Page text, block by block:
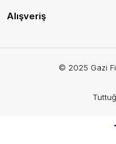
Alışveriş
© 2025 Gazi